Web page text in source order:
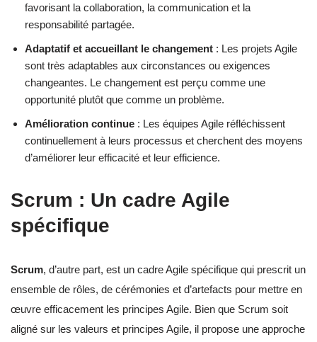
favorisant la collaboration, la communication et la
responsabilité partagée.
Adaptatif et accueillant le changement : Les projets Agile
sont très adaptables aux circonstances ou exigences
changeantes. Le changement est perçu comme une
opportunité plutôt que comme un problème.
Amélioration continue : Les équipes Agile réfléchissent
continuellement à leurs processus et cherchent des moyens
d’améliorer leur efficacité et leur efficience.
Scrum : Un cadre Agile
spécifique
Scrum, d’autre part, est un cadre Agile spécifique qui prescrit un
ensemble de rôles, de cérémonies et d’artefacts pour mettre en
œuvre efficacement les principes Agile. Bien que Scrum soit
aligné sur les valeurs et principes Agile, il propose une approche